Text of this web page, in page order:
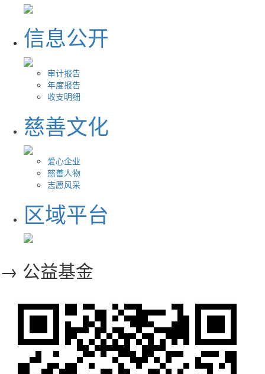
信息公开
审计报告
年度报告
收支明细
慈善文化
爱心企业
慈善人物
志愿风采
区域平台
→ 公益基金